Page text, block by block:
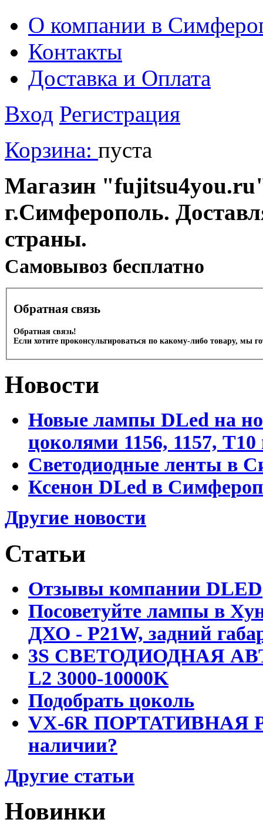
О компании в
Контакты
Доставка и Оплата
Вход Регистрация
Корзина: пуста
Магазин
г.Симферополь.
страны.
Cамовывоз бесплатно
Обратная связь
Обратная связь!
Если хотите проконсультироваться по какому-либо товару, мы
Новости
Новые лампы DLed на
цоколями 1156, 1157,
Светодиодные ленты в
Ксенон DLed в
Другие новости
Статьи
Отзывы компании DLED
Посоветуйте лампы в
ДХО - P21W, задний
3S СВЕТОДИОДНАЯ
L2 3000-10000K
Подобрать цоколь
VX-6R ПОРТАТИВНАЯ
наличии?
Другие статьи
Новинки